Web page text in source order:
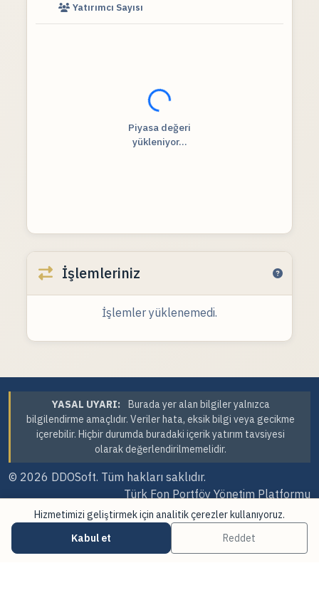
Yatırımcı Sayısı
Fiyat verileri yükleniyor...
Piyasa değeri
yükleniyor...
İşlemleriniz
İşlemler yüklenemedi.
YASAL UYARI:
Burada yer alan bilgiler yalnızca
bilgilendirme amaçlıdır. Veriler hata, eksik bilgi veya gecikme
içerebilir. Hiçbir durumda buradaki içerik yatırım tavsiyesi
olarak değerlendirilmemelidir.
© 2026 DDOSoft. Tüm hakları saklıdır.
Türk Fon Portföy Yönetim Platformu
Sürüm Tarihi: 06.08.2026 09:58
Veri Kaynakları·
Hizmetimizi geliştirmek için analitik çerezler kullanıyoruz.
Kabul et
Reddet